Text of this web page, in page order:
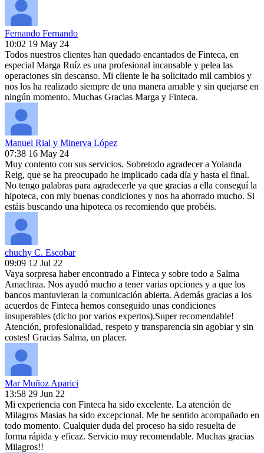
Fernando Fernando
10:02 19 May 24
Todos nuestros clientes han quedado encantados de Finteca, en
especial Marga Ruíz es una profesional incansable y pelea las
operaciones sin descanso. Mi cliente le ha solicitado mil cambios y
nos los ha realizado siempre de una manera amable y sin quejarse en
ningún momento. Muchas Gracias Marga y Finteca.
Manuel Rial y Minerva López
07:38 16 May 24
Muy contento con sus servicios. Sobretodo agradecer a Yolanda
Reig, que se ha preocupado he implicado cada día y hasta el final.
No tengo palabras para agradecerle ya que gracias a ella conseguí la
hipoteca, con miy buenas condiciones y nos ha ahorrado mucho. Si
estáis buscando una hipoteca os recomiendo que probéis.
chuchy C. Escobar
09:09 12 Jul 22
Vaya sorpresa haber encontrado a Finteca y sobre todo a Salma
Amachraa. Nos ayudó mucho a tener varias opciones y a que los
bancos mantuvieran la comunicación abierta. Además gracias a los
acuerdos de Finteca hemos conseguido unas condiciones
insuperables (dicho por varios expertos).Super recomendable!
Atención, profesionalidad, respeto y transparencia sin agobiar y sin
costes! Gracias Salma, un placer.
Mar Muñoz Aparici
13:58 29 Jun 22
Mi experiencia con Finteca ha sido excelente. La atención de
Milagros Masias ha sido excepcional. Me he sentido acompañado en
todo momento. Cualquier duda del proceso ha sido resuelta de
forma rápida y eficaz. Servicio muy recomendable. Muchas gracias
Milagros!!